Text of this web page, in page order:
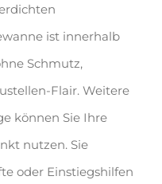
ist innerhalb
Schmutz,
Flair. Weitere
können Sie Ihre
nutzen. Sie
oder Einstiegshilfen